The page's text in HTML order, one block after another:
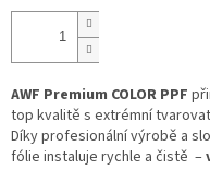
AWF Premium COLOR PPF
top kvalitě s extrémní
Díky profesionální výrobě a
fólie instaluje rychle a čistě –